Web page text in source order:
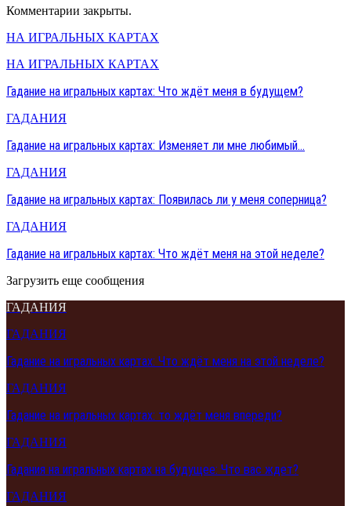
Комментарии закрыты.
НА ИГРАЛЬНЫХ КАРТАХ
НА ИГРАЛЬНЫХ КАРТАХ
Гадание на игральных картах: Что ждёт меня в будущем?
ГАДАНИЯ
Гадание на игральных картах: Изменяет ли мне любимый…
ГАДАНИЯ
Гадание на игральных картах: Появилась ли у меня соперница?
ГАДАНИЯ
Гадание на игральных картах: Что ждёт меня на этой неделе?
Загрузить еще сообщения
ГАДАНИЯ
ГАДАНИЯ
Гадание на игральных картах: Что ждёт меня на этой неделе?
ГАДАНИЯ
Гадание на игральных картах: то ждёт меня впереди?
ГАДАНИЯ
Гадания на игральных картах на будущее: Что вас ждет?
ГАДАНИЯ